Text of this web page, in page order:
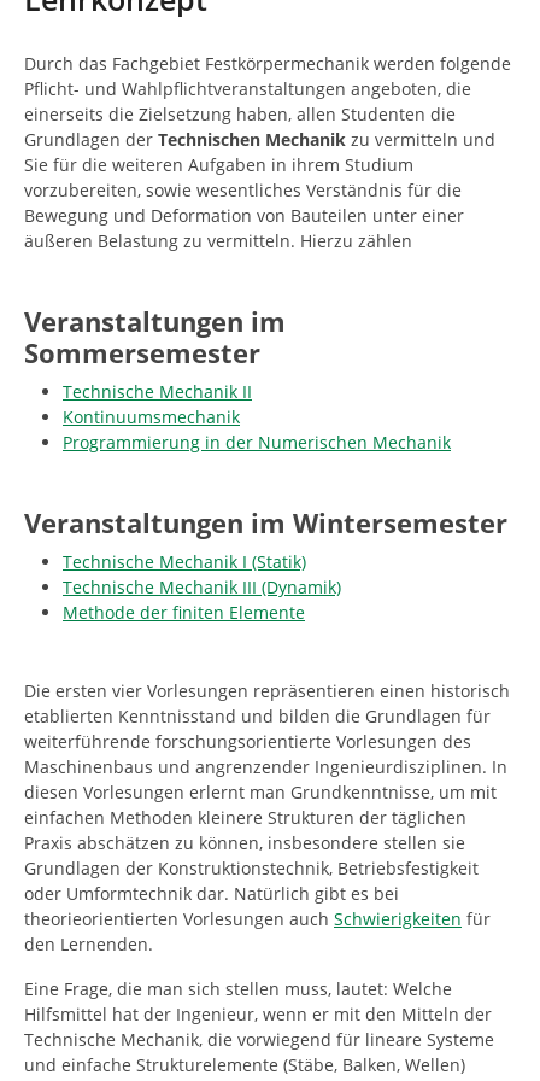
n
h
i
e
r
:
Durch das Fachgebiet Festkörpermechanik werden folgende
Pflicht- und Wahlpflichtveranstaltungen angeboten, die
einerseits die Zielsetzung haben, allen Studenten die
Grundlagen der Technischen Mechanik zu vermitteln und
Sie für die weiteren Aufgaben in ihrem Studium
vorzubereiten, sowie wesentliches Verständnis für die
Bewegung und Deformation von Bauteilen unter einer
äußeren Belastung zu vermitteln. Hierzu zählen
Veranstaltungen im
Sommersemester
Technische Mechanik II
Kontinuumsmechanik
Programmierung in der Numerischen Mechanik
Veranstaltungen im Wintersemester
Technische Mechanik I (Statik)
Technische Mechanik III (Dynamik)
Methode der finiten Elemente
Die ersten vier Vorlesungen repräsentieren einen historisch
etablierten Kenntnisstand und bilden die Grundlagen für
weiterführende forschungsorientierte Vorlesungen des
Maschinenbaus und angrenzender Ingenieurdisziplinen. In
diesen Vorlesungen erlernt man Grundkenntnisse, um mit
einfachen Methoden kleinere Strukturen der täglichen
Praxis abschätzen zu können, insbesondere stellen sie
Grundlagen der Konstruktionstechnik, Betriebsfestigkeit
oder Umformtechnik dar. Natürlich gibt es bei
theorieorientierten Vorlesungen auch Schwierigkeiten für
den Lernenden.
Eine Frage, die man sich stellen muss, lautet: Welche
Hilfsmittel hat der Ingenieur, wenn er mit den Mitteln der
Technische Mechanik, die vorwiegend für lineare Systeme
und einfache Strukturelemente (Stäbe, Balken, Wellen)